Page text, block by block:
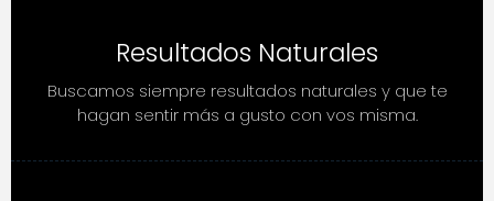
Resultados Naturales
Buscamos siempre resultados naturales y que te
hagan sentir más a gusto con vos misma.